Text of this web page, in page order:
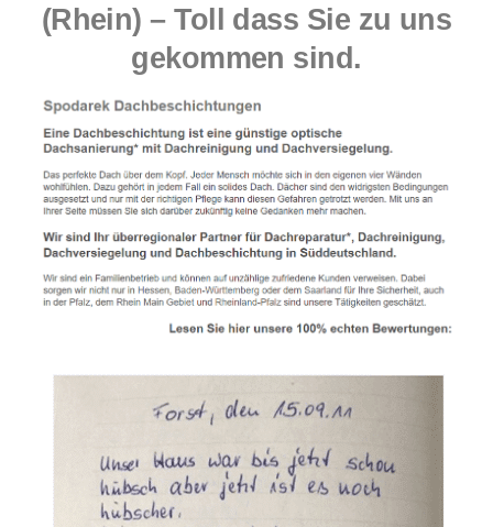
(Rhein) – Toll dass Sie zu uns
gekommen sind.